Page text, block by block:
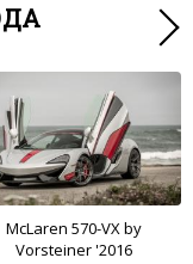
McLaren 570-VX by
Vorsteiner '2016